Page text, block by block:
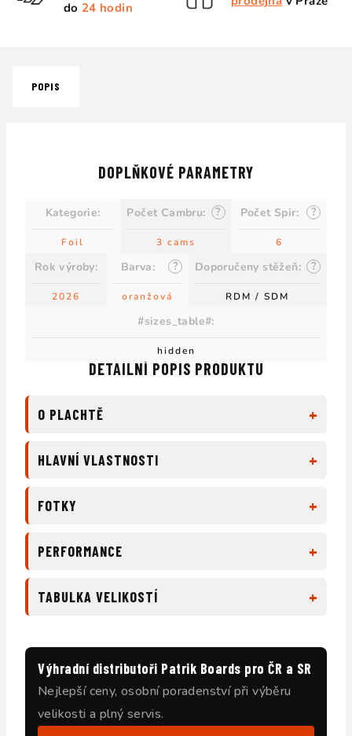
do 24 hodin
POPIS
DETAILNÍ POPIS PRODUKTU
O PLACHTĚ +
HLAVNÍ VLASTNOSTI +
FOTKY +
PERFORMANCE +
TABULKA VELIKOSTÍ +
Výhradní distributoři Patrik Boards pro ČR a SR
Nejlepší ceny, osobní poradenství při výběru
velikosti a plný servis.
DOPLŇKOVÉ PARAMETRY
Kategorie:
Foil
?
Počet Cambru:
3 cams
?
Počet Spir:
6
Rok výroby:
2026
?
Barva:
oranžová
?
Doporučeny stěžeň:
RDM / SDM
#sizes_table#:
hidden